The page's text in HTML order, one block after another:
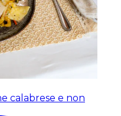
calabrese e non